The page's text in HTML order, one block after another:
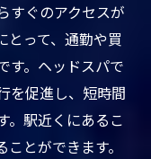
の秘密
コース
ひととき
る便利さ
果的に
すぐのアクセスが
とって、通勤や買
す。ヘッドスパで
を促進し、短時間
。駅近くにあるこ
とができます。